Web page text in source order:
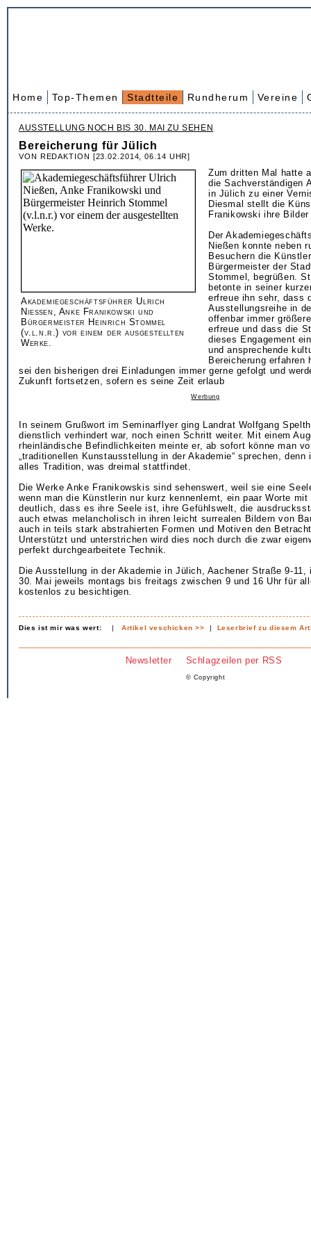
Home Top-Themen Stadtteile Rundherum Vereine
AUSSTELLUNG NOCH BIS 30. MAI ZU SEHEN
Bereicherung für Jülich
VON REDAKTION [23.02.2014, 06.14 UHR]
Akademiegeschäftsführer Ulrich
Nießen, Anke Franikowski und
Bürgermeister Heinrich Stommel
(v.l.n.r.) vor einem der ausgestellten
Werke.
Zum dritten Mal hatte
die Sachverständigen
in Jülich zu einer
Diesmal stellt die
Franikowski ihre
Der
Nießen konnte neben
Besuchern die
Bürgermeister der
Stommel, begrüßen.
betonte in seiner
erfreue ihn sehr, dass
Ausstellungsreihe in
offenbar immer
erfreue und dass die
dieses Engagement
und ansprechende
Bereicherung erfahren
sei den bisherigen drei Einladungen immer gerne gefolgt und
Zukunft fortsetzen, sofern es seine Zeit erlaub
Werbung
In seinem Grußwort im Seminarflyer ging Landrat Wolfgang
dienstlich verhindert war, noch einen Schritt weiter. Mit einem
rheinländische Befindlichkeiten meinte er, ab sofort könne man
„traditionellen Kunstausstellung in der Akademie“ sprechen, denn
alles Tradition, was dreimal stattfindet.
Die Werke Anke Franikowskis sind sehenswert, weil sie eine
wenn man die Künstlerin nur kurz kennenlernt, ein paar Worte
deutlich, dass es ihre Seele ist, ihre Gefühlswelt, die
auch etwas melancholisch in ihren leicht surrealen Bildern von
auch in teils stark abstrahierten Formen und Motiven den
Unterstützt und unterstrichen wird dies noch durch die zwar
perfekt durchgearbeitete Technik.
Die Ausstellung in der Akademie in Jülich, Aachener Straße 9-
30. Mai jeweils montags bis freitags zwischen 9 und 16 Uhr für
kostenlos zu besichtigen.
Dies ist mir was wert: |Artikel veschicken >> | Leserbrief zu diesem
Newsletter Schlagzeilen per RSS
© Copyright